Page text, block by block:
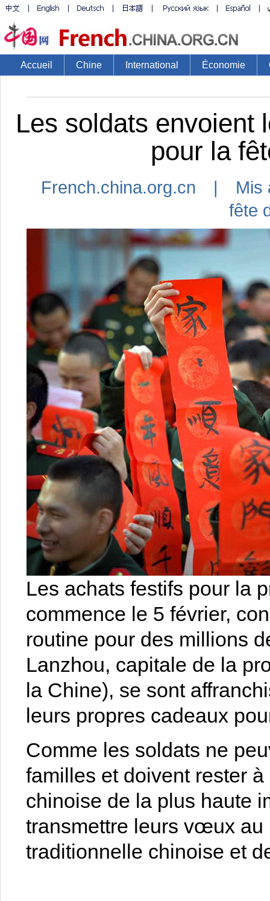
Accueil Chine International Économie
Les soldats
pour la
French.china.org.cn |
fête
Les achats festifs pour la
commence le 5 février,
routine pour des millions
Lanzhou, capitale de la
la Chine), se sont
leurs propres cadeaux
Comme les soldats ne
familles et doivent rester
chinoise de la plus haute
transmettre leurs vœux
traditionnelle chinoise et